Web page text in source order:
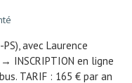
avec Laurence
INSCRIPTION en ligne
TARIF : 165 € par an